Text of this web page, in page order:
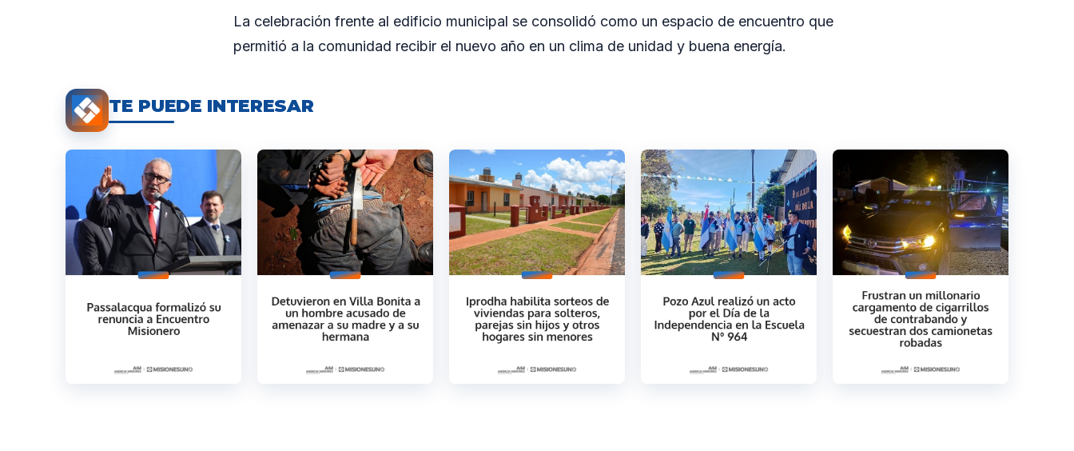
La celebración frente al edificio municipal se consolidó como un espacio de encuentro que
permitió a la comunidad recibir el nuevo año en un clima de unidad y buena energía.
TE PUEDE INTERESAR